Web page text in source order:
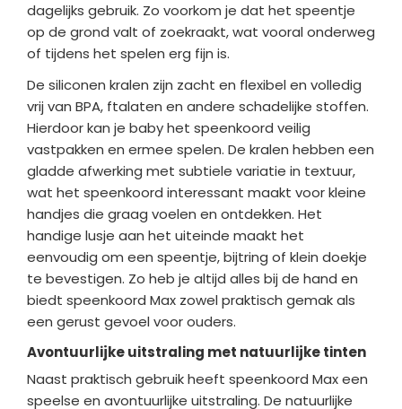
dagelijks gebruik. Zo voorkom je dat het speentje
op de grond valt of zoekraakt, wat vooral onderweg
of tijdens het spelen erg fijn is.
De siliconen kralen zijn zacht en flexibel en volledig
vrij van BPA, ftalaten en andere schadelijke stoffen.
Hierdoor kan je baby het speenkoord veilig
vastpakken en ermee spelen. De kralen hebben een
gladde afwerking met subtiele variatie in textuur,
wat het speenkoord interessant maakt voor kleine
handjes die graag voelen en ontdekken. Het
handige lusje aan het uiteinde maakt het
eenvoudig om een speentje, bijtring of klein doekje
te bevestigen. Zo heb je altijd alles bij de hand en
biedt speenkoord Max zowel praktisch gemak als
een gerust gevoel voor ouders.
Avontuurlijke uitstraling met natuurlijke tinten
Naast praktisch gebruik heeft speenkoord Max een
speelse en avontuurlijke uitstraling. De natuurlijke